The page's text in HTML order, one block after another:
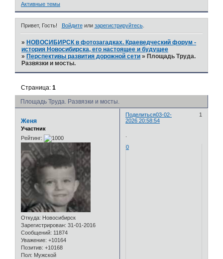
Активные темы
Привет, Гость! Войдитеили зарегистрируйтесь.
» НОВОСИБИРСК в фотозагадках. Краеведческий форум -
история Новосибирска, его настоящее и будущее
» Перспективы развития дорожной сети » Площадь Труда.
Развязки и мосты.
Площадь Труда. Развязки и мосты.
Страница:1
Поделиться 1
03-02-
2026 20:58:54
Женя
Участник
Рейтинг:
Откуда: Новосибирск
Зарегистрирован: 31-01-2016
Сообщений: 11874
Уважение: +10164
Позитив: +10168
Пол: Мужской
0